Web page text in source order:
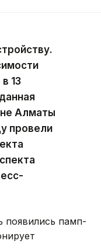
13
Алматы
провели
появились памп-